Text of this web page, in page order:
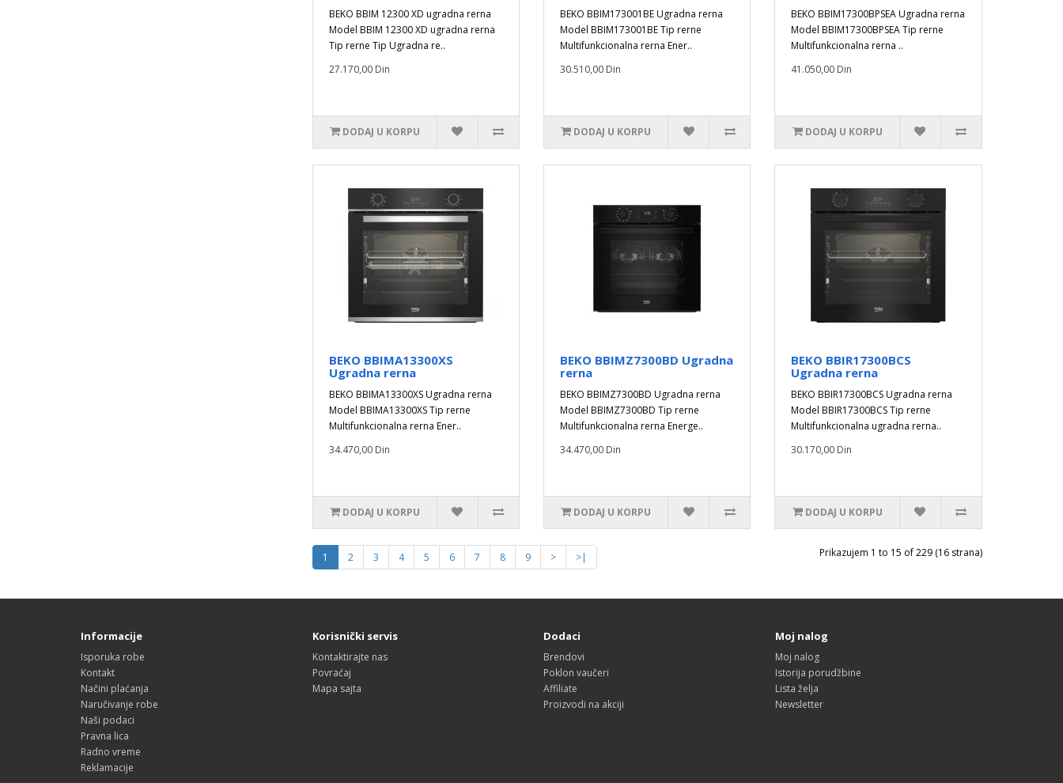
BEKO BBIM 12300 XD ugradna rerna
Model BBIM 12300 XD ugradna rerna
Tip rerne Tip Ugradna re..
27.170,00 Din
DODAJ U KORPU
BEKO BBIM173001BE Ugradna rerna
Model BBIM173001BE Tip rerne
Multifunkcionalna rerna Ener..
30.510,00 Din
DODAJ U KORPU
BEKO BBIM17300BPSEA Ugradna rerna
Model BBIM17300BPSEA Tip rerne
Multifunkcionalna rerna ..
41.050,00 Din
DODAJ U KORPU
BEKO BBIMA13300XS
Ugradna rerna
BEKO BBIMA13300XS Ugradna rerna
Model BBIMA13300XS Tip rerne
Multifunkcionalna rerna Ener..
34.470,00 Din
DODAJ U KORPU
BEKO BBIMZ7300BD Ugradna
rerna
BEKO BBIMZ7300BD Ugradna rerna
Model BBIMZ7300BD Tip rerne
Multifunkcionalna rerna Energe..
34.470,00 Din
DODAJ U KORPU
BEKO BBIR17300BCS
Ugradna rerna
BEKO BBIR17300BCS Ugradna rerna
Model BBIR17300BCS Tip rerne
Multifunkcionalna ugradna rerna..
30.170,00 Din
DODAJ U KORPU
1 2 3 4 5 6 7 8 9 > >| Prikazujem 1 to 15 of 229 (16 strana)
Informacije
Isporuka robe
Kontakt
Načini plaćanja
Naručivanje robe
Naši podaci
Pravna lica
Radno vreme
Reklamacije
Korisnički servis
Kontaktirajte nas
Povraćaj
Mapa sajta
Dodaci
Brendovi
Poklon vaučeri
Affiliate
Proizvodi na akciji
Moj nalog
Moj nalog
Istorija porudžbine
Lista želja
Newsletter